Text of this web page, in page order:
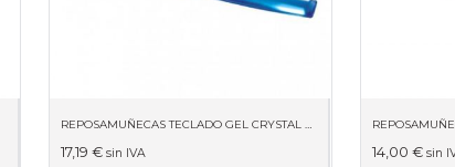
REPOSAMUÑECAS TECLADO GEL CRYSTAL AZUL 9113709
17,19€ sin IVA 14,00 € sin